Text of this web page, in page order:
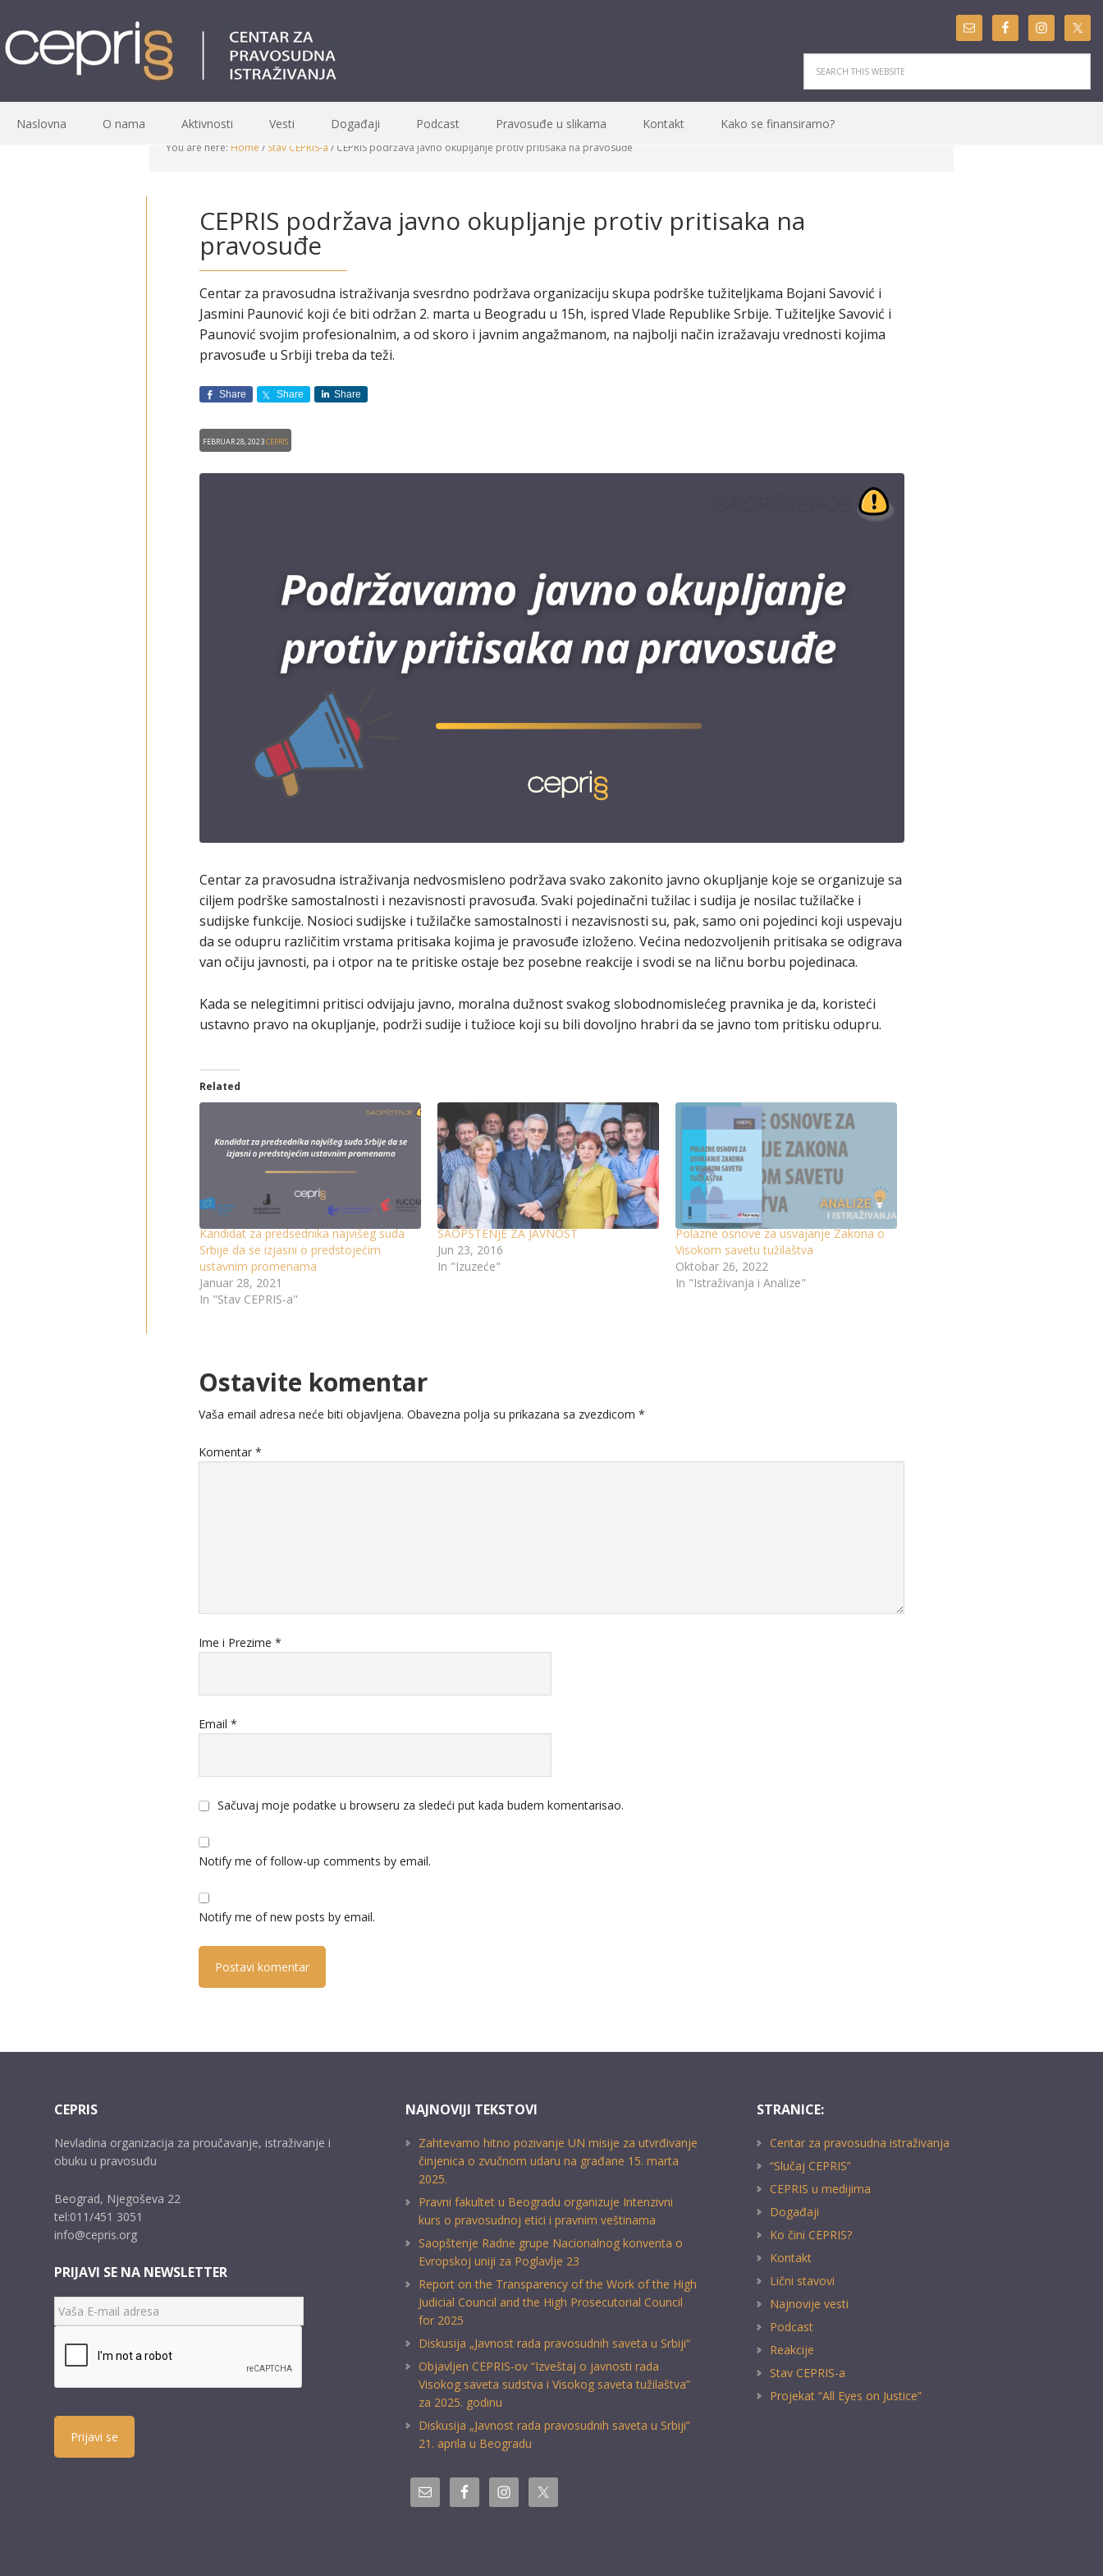
Naslovna O nama Aktivnosti Vesti Događaji Podcast Pravosuđe u slikama Kontakt Kako se finansiramo?
You are here: Home / Stav CEPRIS-a /CEPRIS podržava javno okupljanje protiv pritisaka na pravosuđe
CEPRIS podržava javno okupljanje protiv pritisaka na
pravosuđe
Centar za pravosudna istraživanja svesrdno podržava organizaciju skupa podrške tužiteljkama Bojani Savović i
Jasmini Paunović koji će biti održan 2. marta u Beogradu u 15h, ispred Vlade Republike Srbije. Tužiteljke Savović i
Paunović svojim profesionalnim, a od skoro i javnim angažmanom, na najbolji način izražavaju vrednosti kojima
pravosuđe u Srbiji treba da teži.
Share Share Share
Februar 28, 2023CEPRIS
Centar za pravosudna istraživanja nedvosmisleno podržava svako zakonito javno okupljanje koje se organizuje sa
ciljem podrške samostalnosti i nezavisnosti pravosuđa. Svaki pojedinačni tužilac i sudija je nosilac tužilačke i
sudijske funkcije. Nosioci sudijske i tužilačke samostalnosti i nezavisnosti su, pak, samo oni pojedinci koji uspevaju
da se odupru različitim vrstama pritisaka kojima je pravosuđe izloženo. Većina nedozvoljenih pritisaka se odigrava
van očiju javnosti, pa i otpor na te pritiske ostaje bez posebne reakcije i svodi se na ličnu borbu pojedinaca.
Kada se nelegitimni pritisci odvijaju javno, moralna dužnost svakog slobodnomislećeg pravnika je da, koristeći
ustavno pravo na okupljanje, podrži sudije i tužioce koji su bili dovoljno hrabri da se javno tom pritisku odupru.
Related
Kandidat za predsednika najvišeg suda
Srbije da se izjasni o predstojećim
ustavnim promenama
Januar 28, 2021
In "Stav CEPRIS-a"
SAOPŠTENjE ZA JAVNOST
Jun 23, 2016
In "Izuzeće"
Polazne osnove za usvajanje Zakona o
Visokom savetu tužilaštva
Oktobar 26, 2022
In "Istraživanja i Analize"
Ostavite komentar
Vaša email adresa neće biti objavljena. Obavezna polja su prikazana sa zvezdicom *
Komentar *
Ime i Prezime *
Email *
Sačuvaj moje podatke u browseru za sledeći put kada budem komentarisao.
Notify me of follow-up comments by email.
Notify me of new posts by email.
CEPRIS
Nevladina organizacija za proučavanje, istraživanje i
obuku u pravosuđu
Beograd, Njegoševa 22
tel:011/451 3051
info@cepris.org
PRIJAVI SE NA NEWSLETTER
Prijavi se
NAJNOVIJI TEKSTOVI
Zahtevamo hitno pozivanje UN misije za utvrđivanje
činjenica o zvučnom udaru na građane 15. marta
2025.
Pravni fakultet u Beogradu organizuje Intenzivni
kurs o pravosudnoj etici i pravnim veštinama
Saopštenje Radne grupe Nacionalnog konventa o
Evropskoj uniji za Poglavlje 23
Report on the Transparency of the Work of the High
Judicial Council and the High Prosecutorial Council
for 2025
Diskusija „Javnost rada pravosudnih saveta u Srbiji“
Objavljen CEPRIS-ov “Izveštaj o javnosti rada
Visokog saveta sudstva i Visokog saveta tužilaštva”
za 2025. godinu
Diskusija „Javnost rada pravosudnih saveta u Srbiji”
21. aprila u Beogradu
STRANICE:
Centar za pravosudna istraživanja
“Slučaj CEPRIS”
CEPRIS u medijima
Događaji
Ko čini CEPRIS?
Kontakt
Lični stavovi
Najnovije vesti
Podcast
Reakcije
Stav CEPRIS-a
Projekat “All Eyes on Justice”